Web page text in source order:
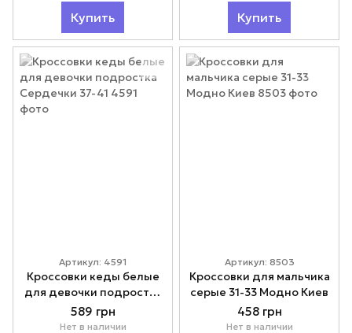
Купить Купить
Артикул: 4591
Кроссовки кеды белые
для девочки подростка
Сердечки 37-41
589 грн
Нет в наличии
Артикул: 8503
Кроссовки для мальчика
серые 31-33 Модно Киев
458 грн
Нет в наличии